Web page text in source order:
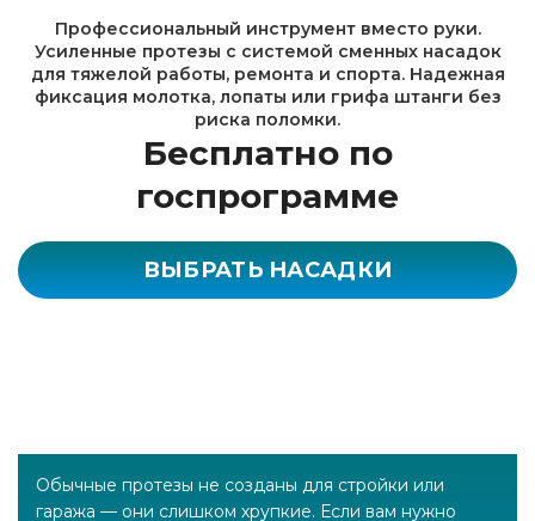
Профессиональный инструмент вместо руки.
Усиленные протезы с системой сменных насадок
для тяжелой работы, ремонта и спорта. Надежная
фиксация молотка, лопаты или грифа штанги без
риска поломки.
Бесплатно по
госпрограмме
ВЫБРАТЬ НАСАДКИ
Обычные протезы не созданы для стройки или
гаража — они слишком хрупкие. Если вам нужно